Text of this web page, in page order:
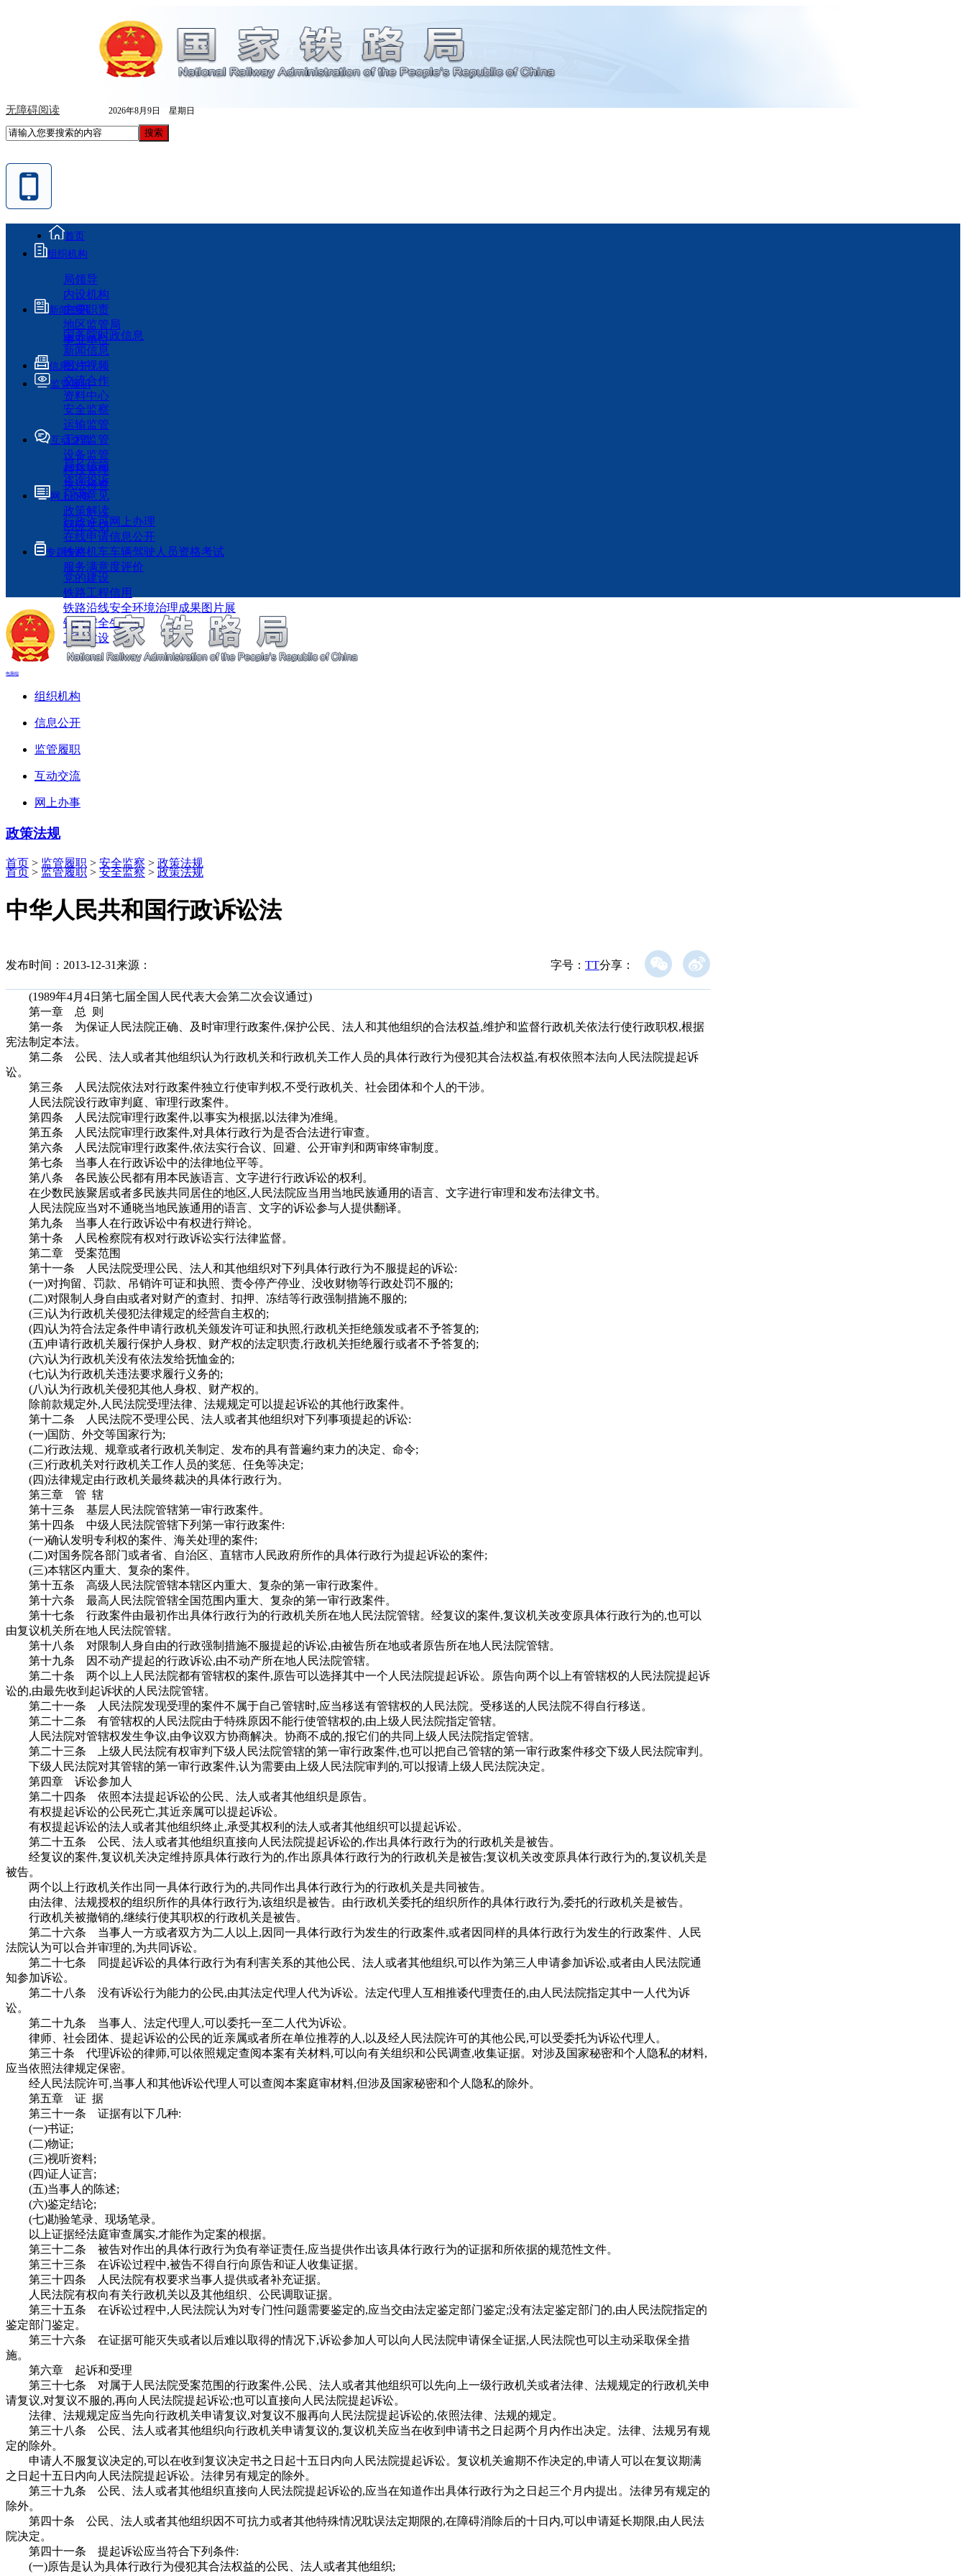
无障碍阅读 2026年8月9日 星期日
首页
组织机构
局领导
内设机构
主要职责
地区监管局
事业单位
新闻资讯
国务院时政信息
新闻信息
图片视频
交流合作
资料中心
信息公开
监管履职
安全监察
运输监管
工程监管
设备监管
科技管理
执法检查
互动交流
局长信箱
咨询投诉
征求意见
政策解读
回应关切
网上办事
行政许可网上办理
在线申请信息公开
铁路机车车辆驾驶人员资格考试
服务满意度评价
专题专栏
党的建设
铁路工程信用
铁路沿线安全环境治理成果图片展
铁路安全生产月
工程建设
电脑端
组织机构
信息公开
监管履职
互动交流
网上办事
政策法规
首页 > 监管履职 > 安全监察 > 政策法规
首页 > 监管履职 > 安全监察 > 政策法规
中华人民共和国行政诉讼法
发布时间：2013-12-31来源： 分享：
字号： TT
(1989年4月4日第七届全国人民代表大会第二次会议通过)
第一章 总 则
第一条 为保证人民法院正确、及时审理行政案件,保护公民、法人和其他组织的合法权益,维护和监督行政机关依法行使行政职权,根据
宪法制定本法。
第二条 公民、法人或者其他组织认为行政机关和行政机关工作人员的具体行政行为侵犯其合法权益,有权依照本法向人民法院提起诉
讼。
第三条 人民法院依法对行政案件独立行使审判权,不受行政机关、社会团体和个人的干涉。
人民法院设行政审判庭、审理行政案件。
第四条 人民法院审理行政案件,以事实为根据,以法律为准绳。
第五条 人民法院审理行政案件,对具体行政行为是否合法进行审查。
第六条 人民法院审理行政案件,依法实行合议、回避、公开审判和两审终审制度。
第七条 当事人在行政诉讼中的法律地位平等。
第八条 各民族公民都有用本民族语言、文字进行行政诉讼的权利。
在少数民族聚居或者多民族共同居住的地区,人民法院应当用当地民族通用的语言、文字进行审理和发布法律文书。
人民法院应当对不通晓当地民族通用的语言、文字的诉讼参与人提供翻译。
第九条 当事人在行政诉讼中有权进行辩论。
第十条 人民检察院有权对行政诉讼实行法律监督。
第二章 受案范围
第十一条 人民法院受理公民、法人和其他组织对下列具体行政行为不服提起的诉讼:
(一)对拘留、罚款、吊销许可证和执照、责令停产停业、没收财物等行政处罚不服的;
(二)对限制人身自由或者对财产的查封、扣押、冻结等行政强制措施不服的;
(三)认为行政机关侵犯法律规定的经营自主权的;
(四)认为符合法定条件申请行政机关颁发许可证和执照,行政机关拒绝颁发或者不予答复的;
(五)申请行政机关履行保护人身权、财产权的法定职责,行政机关拒绝履行或者不予答复的;
(六)认为行政机关没有依法发给抚恤金的;
(七)认为行政机关违法要求履行义务的;
(八)认为行政机关侵犯其他人身权、财产权的。
除前款规定外,人民法院受理法律、法规规定可以提起诉讼的其他行政案件。
第十二条 人民法院不受理公民、法人或者其他组织对下列事项提起的诉讼:
(一)国防、外交等国家行为;
(二)行政法规、规章或者行政机关制定、发布的具有普遍约束力的决定、命令;
(三)行政机关对行政机关工作人员的奖惩、任免等决定;
(四)法律规定由行政机关最终裁决的具体行政行为。
第三章 管 辖
第十三条 基层人民法院管辖第一审行政案件。
第十四条 中级人民法院管辖下列第一审行政案件:
(一)确认发明专利权的案件、海关处理的案件;
(二)对国务院各部门或者省、自治区、直辖市人民政府所作的具体行政行为提起诉讼的案件;
(三)本辖区内重大、复杂的案件。
第十五条 高级人民法院管辖本辖区内重大、复杂的第一审行政案件。
第十六条 最高人民法院管辖全国范围内重大、复杂的第一审行政案件。
第十七条 行政案件由最初作出具体行政行为的行政机关所在地人民法院管辖。经复议的案件,复议机关改变原具体行政行为的,也可以
由复议机关所在地人民法院管辖。
第十八条 对限制人身自由的行政强制措施不服提起的诉讼,由被告所在地或者原告所在地人民法院管辖。
第十九条 因不动产提起的行政诉讼,由不动产所在地人民法院管辖。
第二十条 两个以上人民法院都有管辖权的案件,原告可以选择其中一个人民法院提起诉讼。原告向两个以上有管辖权的人民法院提起诉
讼的,由最先收到起诉状的人民法院管辖。
第二十一条 人民法院发现受理的案件不属于自己管辖时,应当移送有管辖权的人民法院。受移送的人民法院不得自行移送。
第二十二条 有管辖权的人民法院由于特殊原因不能行使管辖权的,由上级人民法院指定管辖。
人民法院对管辖权发生争议,由争议双方协商解决。协商不成的,报它们的共同上级人民法院指定管辖。
第二十三条 上级人民法院有权审判下级人民法院管辖的第一审行政案件,也可以把自己管辖的第一审行政案件移交下级人民法院审判。
下级人民法院对其管辖的第一审行政案件,认为需要由上级人民法院审判的,可以报请上级人民法院决定。
第四章 诉讼参加人
第二十四条 依照本法提起诉讼的公民、法人或者其他组织是原告。
有权提起诉讼的公民死亡,其近亲属可以提起诉讼。
有权提起诉讼的法人或者其他组织终止,承受其权利的法人或者其他组织可以提起诉讼。
第二十五条 公民、法人或者其他组织直接向人民法院提起诉讼的,作出具体行政行为的行政机关是被告。
经复议的案件,复议机关决定维持原具体行政行为的,作出原具体行政行为的行政机关是被告;复议机关改变原具体行政行为的,复议机关是
被告。
两个以上行政机关作出同一具体行政行为的,共同作出具体行政行为的行政机关是共同被告。
由法律、法规授权的组织所作的具体行政行为,该组织是被告。由行政机关委托的组织所作的具体行政行为,委托的行政机关是被告。
行政机关被撤销的,继续行使其职权的行政机关是被告。
第二十六条 当事人一方或者双方为二人以上,因同一具体行政行为发生的行政案件,或者因同样的具体行政行为发生的行政案件、人民
法院认为可以合并审理的,为共同诉讼。
第二十七条 同提起诉讼的具体行政行为有利害关系的其他公民、法人或者其他组织,可以作为第三人申请参加诉讼,或者由人民法院通
知参加诉讼。
第二十八条 没有诉讼行为能力的公民,由其法定代理人代为诉讼。法定代理人互相推诿代理责任的,由人民法院指定其中一人代为诉
讼。
第二十九条 当事人、法定代理人,可以委托一至二人代为诉讼。
律师、社会团体、提起诉讼的公民的近亲属或者所在单位推荐的人,以及经人民法院许可的其他公民,可以受委托为诉讼代理人。
第三十条 代理诉讼的律师,可以依照规定查阅本案有关材料,可以向有关组织和公民调查,收集证据。对涉及国家秘密和个人隐私的材料,
应当依照法律规定保密。
经人民法院许可,当事人和其他诉讼代理人可以查阅本案庭审材料,但涉及国家秘密和个人隐私的除外。
第五章 证 据
第三十一条 证据有以下几种:
(一)书证;
(二)物证;
(三)视听资料;
(四)证人证言;
(五)当事人的陈述;
(六)鉴定结论;
(七)勘验笔录、现场笔录。
以上证据经法庭审查属实,才能作为定案的根据。
第三十二条 被告对作出的具体行政行为负有举证责任,应当提供作出该具体行政行为的证据和所依据的规范性文件。
第三十三条 在诉讼过程中,被告不得自行向原告和证人收集证据。
第三十四条 人民法院有权要求当事人提供或者补充证据。
人民法院有权向有关行政机关以及其他组织、公民调取证据。
第三十五条 在诉讼过程中,人民法院认为对专门性问题需要鉴定的,应当交由法定鉴定部门鉴定;没有法定鉴定部门的,由人民法院指定的
鉴定部门鉴定。
第三十六条 在证据可能灭失或者以后难以取得的情况下,诉讼参加人可以向人民法院申请保全证据,人民法院也可以主动采取保全措
施。
第六章 起诉和受理
第三十七条 对属于人民法院受案范围的行政案件,公民、法人或者其他组织可以先向上一级行政机关或者法律、法规规定的行政机关申
请复议,对复议不服的,再向人民法院提起诉讼;也可以直接向人民法院提起诉讼。
法律、法规规定应当先向行政机关申请复议,对复议不服再向人民法院提起诉讼的,依照法律、法规的规定。
第三十八条 公民、法人或者其他组织向行政机关申请复议的,复议机关应当在收到申请书之日起两个月内作出决定。法律、法规另有规
定的除外。
申请人不服复议决定的,可以在收到复议决定书之日起十五日内向人民法院提起诉讼。复议机关逾期不作决定的,申请人可以在复议期满
之日起十五日内向人民法院提起诉讼。法律另有规定的除外。
第三十九条 公民、法人或者其他组织直接向人民法院提起诉讼的,应当在知道作出具体行政行为之日起三个月内提出。法律另有规定的
除外。
第四十条 公民、法人或者其他组织因不可抗力或者其他特殊情况耽误法定期限的,在障碍消除后的十日内,可以申请延长期限,由人民法
院决定。
第四十一条 提起诉讼应当符合下列条件:
(一)原告是认为具体行政行为侵犯其合法权益的公民、法人或者其他组织;